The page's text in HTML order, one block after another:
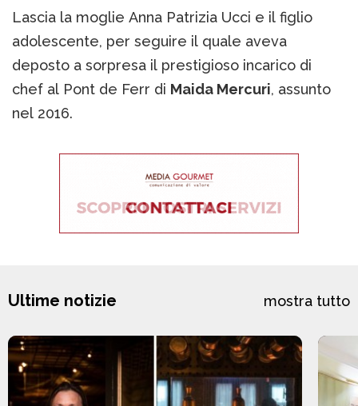
Lascia la moglie Anna Patrizia Ucci e il figlio
adolescente, per seguire il quale aveva
deposto a sorpresa il prestigioso incarico di
chef al Pont de Ferr di Maida Mercuri, assunto
nel 2016.
Ultime notizie mostra tutto